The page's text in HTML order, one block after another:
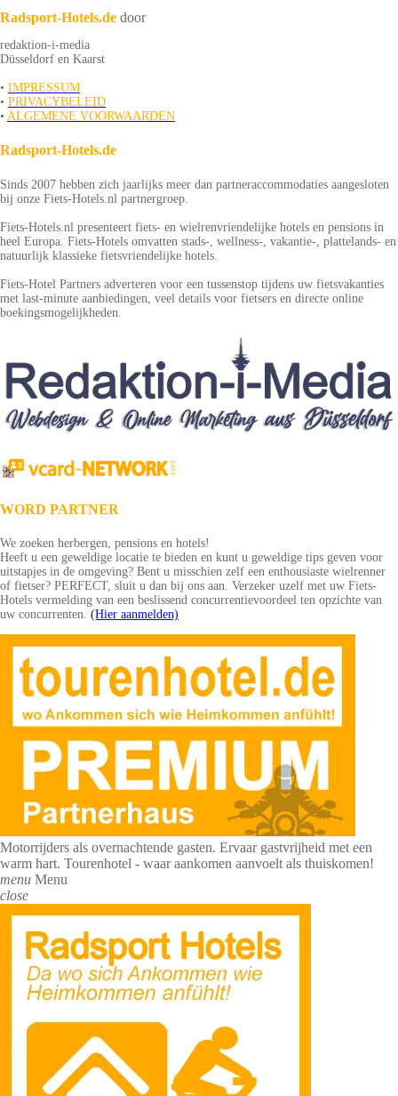
Radsport-Hotels.de door
redaktion-i-media
Düsseldorf en Kaarst
• IMPRESSUM
• PRIVACYBELEID
• ALGEMENE VOORWAARDEN
Radsport-Hotels.de
Sinds 2007 hebben zich jaarlijks meer dan partneraccommodaties aangesloten
bij onze Fiets-Hotels.nl partnergroep.
Fiets-Hotels.nl presenteert fiets- en wielrenvriendelijke hotels en pensions in
heel Europa. Fiets-Hotels omvatten stads-, wellness-, vakantie-, plattelands- en
natuurlijk klassieke fietsvriendelijke hotels.
Fiets-Hotel Partners adverteren voor een tussenstop tijdens uw fietsvakanties
met last-minute aanbiedingen, veel details voor fietsers en directe online
boekingsmogelijkheden.
WORD PARTNER
We zoeken herbergen, pensions en hotels!
Heeft u een geweldige locatie te bieden en kunt u geweldige tips geven voor
uitstapjes in de omgeving? Bent u misschien zelf een enthousiaste wielrenner
of fietser? PERFECT, sluit u dan bij ons aan. Verzeker uzelf met uw Fiets-
Hotels vermelding van een beslissend concurrentievoordeel ten opzichte van
uw concurrenten. (Hier aanmelden)
Motorrijders als overnachtende gasten. Ervaar gastvrijheid met een
warm hart. Tourenhotel - waar aankomen aanvoelt als thuiskomen!
menu Menu
close